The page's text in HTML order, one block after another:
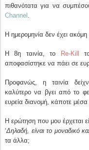
πιθανότατα για να
Channel .
Η ημερομηνία δεν έχει ακόμη
Η 8η ταινία, το Re-Kill
αποφασίστηκε να πάει σε
Προφανώς, η ταινία
καλύτερο να βγει από το
ευρεία διανομή, κάποτε
Η ερώτηση που μου έρχεται
‘Δηλαδή, είναι το μοναδικό
τα άλλα;